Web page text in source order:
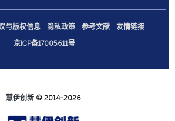
与版权信息 隐私政策 参考文献
友情链接
京ICP备17005611号
慧伊创新 © 2014-2026